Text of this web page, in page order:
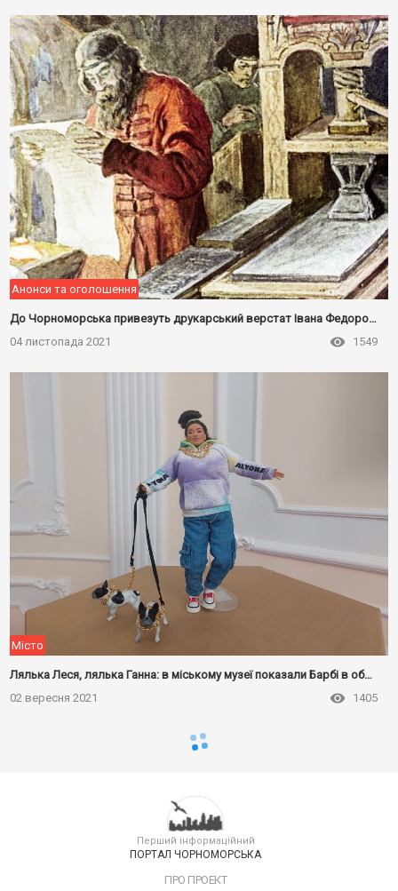
Анонси та оголошення
До Чорноморська привезуть друкарський верстат Івана Федорова
04 листопада 2021
1549
Місто
Лялька Леся, лялька Ганна: в міському музеї показали Барбі в образах відомих українок
02 вересня 2021
1405
Перший інформаційний
ПОРТАЛ ЧОРНОМОРСЬКА
ПРО ПРОЕКТ